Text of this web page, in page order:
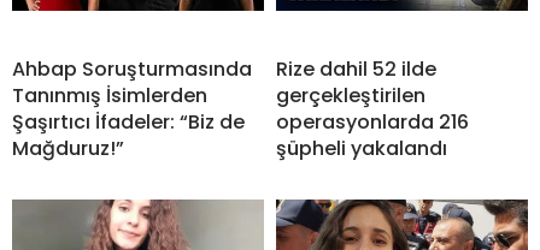
Ahbap Soruşturmasında
Tanınmış İsimlerden
Şaşırtıcı İfadeler: “Biz de
Mağduruz!”
Rize dahil 52 ilde
gerçekleştirilen
operasyonlarda 216
şüpheli yakalandı